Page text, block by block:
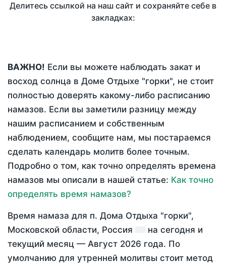
Делитесь ссылкой на наш сайт и сохраняйте себе в
закладках:
ВАЖНО! Если вы можете наблюдать закат и
восход солнца в Доме Отдыхе "горки", не стоит
полностью доверять какому-либо расписанию
намазов. Если вы заметили разницу между
нашим расписанием и собственным
наблюдением, сообщите нам, мы постараемся
сделать календарь молитв более точным.
Подробно о том, как точно определять времена
намазов мы описали в нашей статье: Как точно
определять время намазов?
Время намаза для п. Дома Отдыха "горки",
Московской области, Россия
на сегодня и
текущий месяц — Август 2026 года. По
умолчанию для утренней молитвы стоит метод